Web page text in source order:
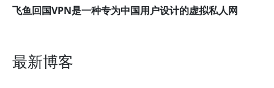
飞鱼回国VPN是一种专为中国用户设计的虚拟私人网
最新博客